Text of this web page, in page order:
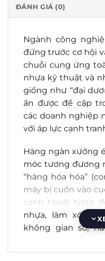
ĐÁNH GIÁ (0)
Ngành công
đứng trước cơ hội
chuỗi cung ứng
nhựa kỹ thuật và
giống như “đại
ấn được đề cập
các doanh nghiệp
với áp lực cạnh
Hàng ngàn xưởng
móc tương đương
“hàng hóa hóa”
máy bị cuốn vào
cạnh tranh từng
nhựa, làm xói
không gian số,
hình ảnh nhà